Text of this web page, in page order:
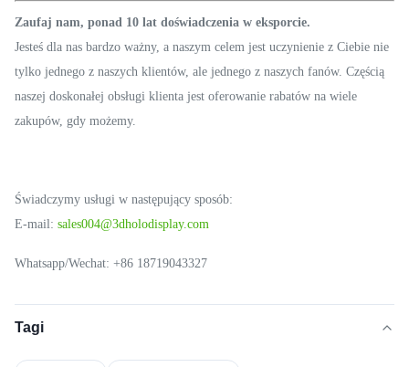
Zaufaj nam, ponad 10 lat doświadczenia w eksporcie.
Jesteś dla nas bardzo ważny, a naszym celem jest uczynienie z Ciebie nie
tylko jednego z naszych klientów, ale jednego z naszych fanów. Częścią
naszej doskonałej obsługi klienta jest oferowanie rabatów na wiele
zakupów, gdy możemy.
Świadczymy usługi w następujący sposób:
E-mail: sales004@3dholodisplay.com
Whatsapp/Wechat: +86 18719043327
Tagi